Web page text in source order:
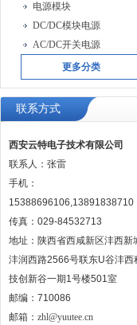
电源模块
DC/DC模块电源
AC/DC开关电源
更多分类
联系方式
西安云特电子技术有限公司
联系人：张雷
手机：
15388696106,13891838710
传真：029-84532713
地址：陕西省西咸新区沣西新
沣润西路2566号联东U谷沣西
技创新谷一期1号楼501室
邮编：710086
邮箱： zhl@yuutee.cn